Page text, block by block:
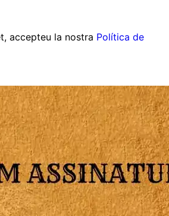
accepteu la nostra Política de